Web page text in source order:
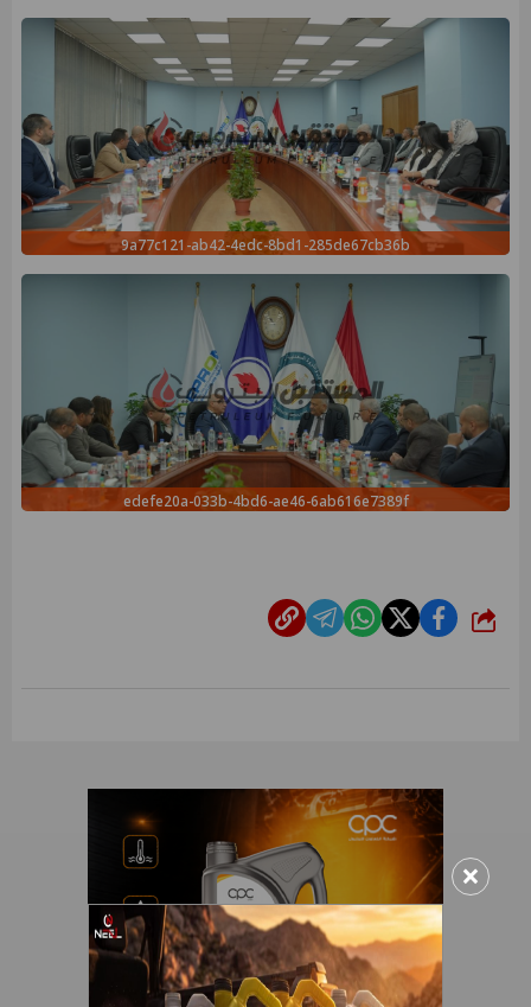
9a77c121-ab42-4edc-8bd1-285de67cb36b
edefe20a-033b-4bd6-ae46-6ab616e7389f
شارك
×